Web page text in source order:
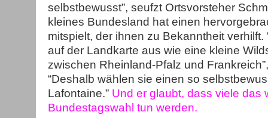
selbstbewusst”, seufzt Ortsvorsteher
kleines Bundesland hat einen
mitspielt, der ihnen zu Bekanntheit verhilft.
auf der Landkarte aus wie eine kleine
zwischen Rheinland-Pfalz und
“Deshalb wählen sie einen so
Lafontaine.” Und er glaubt, dass viele das
Bundestagswahl tun werden.